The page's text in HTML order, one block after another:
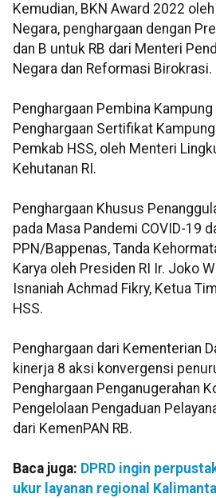
Kemudian, BKN Award 2022
Negara, penghargaan dengan
dan B untuk RB dari Menteri
Negara dan Reformasi Birokrasi.
Penghargaan Pembina
Penghargaan Sertifikat
Pemkab HSS, oleh Menteri
Kehutanan RI.
Penghargaan Khusus
pada Masa Pandemi COVID-19
PPN/Bappenas, Tanda
Karya oleh Presiden RI Ir. Joko
Isnaniah Achmad Fikry, Ketua
HSS.
Penghargaan dari Kementerian
kinerja 8 aksi konvergensi
Penghargaan Penganugerahan
Pengelolaan Pengaduan
dari KemenPAN RB.
Baca juga: DPRD ingin
ukur layanan regional